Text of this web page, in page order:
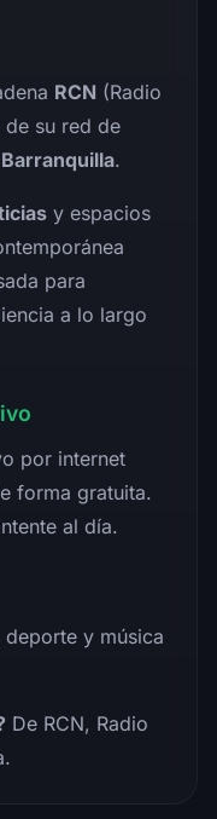
RCN (Radio
de su red de
Barranquilla.
y espacios
para
a lo largo
por internet
forma gratuita.
al día.
deporte y música
De RCN, Radio